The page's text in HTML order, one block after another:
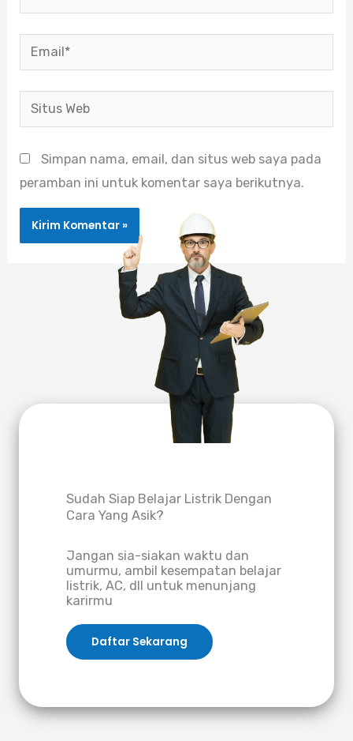
Email*
Situs
Web
Simpan nama, email, dan situs web saya pada
peramban ini untuk komentar saya berikutnya.
Sudah Siap Belajar Listrik Dengan
Cara Yang Asik?
Jangan sia-siakan waktu dan
umurmu, ambil kesempatan belajar
listrik, AC, dll untuk menunjang
karirmu
Daftar Sekarang